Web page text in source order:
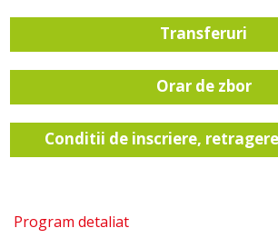
Transferuri
Orar de zbor
Conditii de inscriere,
Program detaliat